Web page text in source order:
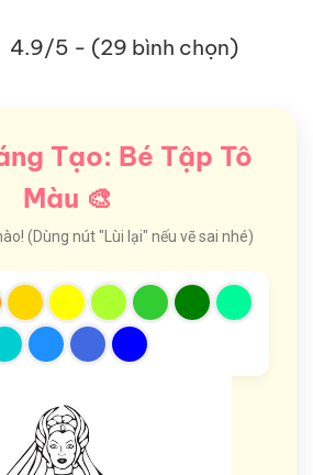
4.9/5 - (29 bình chọn)
Tạo: Bé Tập Tô
Màu 🎨
(Dùng nút "Lùi lại" nếu vẽ sai nhé)